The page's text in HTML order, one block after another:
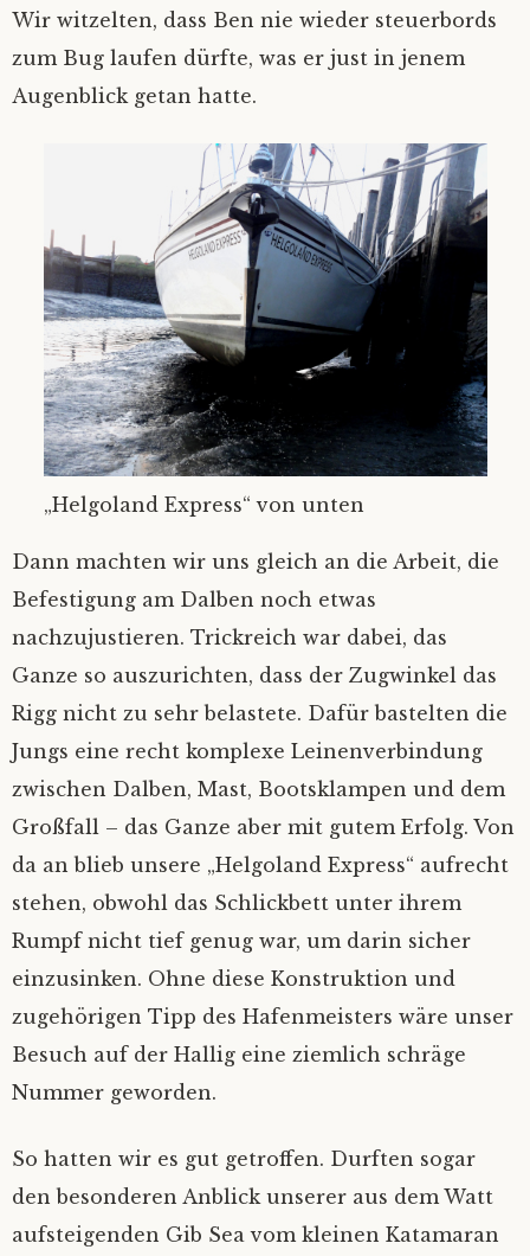
Wir witzelten, dass Ben nie wieder steuerbords
zum Bug laufen dürfte, was er just in jenem
Augenblick getan hatte.
„Helgoland Express“ von unten
Dann machten wir uns gleich an die Arbeit, die
Befestigung am Dalben noch etwas
nachzujustieren. Trickreich war dabei, das
Ganze so auszurichten, dass der Zugwinkel das
Rigg nicht zu sehr belastete. Dafür bastelten die
Jungs eine recht komplexe Leinenverbindung
zwischen Dalben, Mast, Bootsklampen und dem
Großfall – das Ganze aber mit gutem Erfolg. Von
da an blieb unsere „Helgoland Express“ aufrecht
stehen, obwohl das Schlickbett unter ihrem
Rumpf nicht tief genug war, um darin sicher
einzusinken. Ohne diese Konstruktion und
zugehörigen Tipp des Hafenmeisters wäre unser
Besuch auf der Hallig eine ziemlich schräge
Nummer geworden.
So hatten wir es gut getroffen. Durften sogar
den besonderen Anblick unserer aus dem Watt
aufsteigenden Gib Sea vom kleinen Katamaran